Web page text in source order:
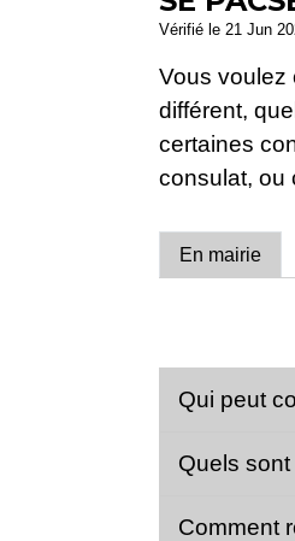
Vérifié le 21 Jun
Vous voulez
différent,
certaines
consulat, ou
En mairie
Qui peut
Quels
Comment